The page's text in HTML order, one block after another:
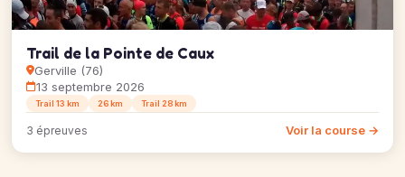
Trail de la Pointe de Caux
Gerville (76)
13 septembre 2026
Trail 13 km 26 km Trail 28 km
3 épreuves Voir la course →